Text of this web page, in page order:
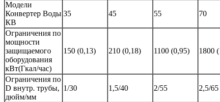
Модели
Конвертер Воды
КВ
35 45 55 70
Ограничения по
мощности
защищаемого
оборудования
кВт(Гкал/час)
150 (0,13) 210 (0,18) 1100 (0,95) 1800
Ограничения по
D внутр. трубы,
дюйм/мм
1/30 1,5/40 2/55 2,5/65